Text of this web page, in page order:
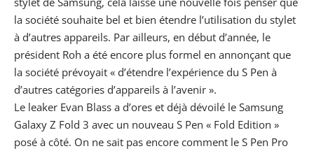
la société souhaite bel et bien étendre l’utilisation du stylet
à d’autres appareils. Par ailleurs, en début d’année, le
président Roh a été encore plus formel en annonçant que
la société prévoyait « d’étendre l’expérience du S Pen à
d’autres catégories d’appareils à l’avenir ».
Le leaker Evan Blass a d’ores et déjà dévoilé le Samsung
Galaxy Z Fold 3 avec un nouveau S Pen « Fold Edition »
posé à côté. On ne sait pas encore comment le S Pen Pro